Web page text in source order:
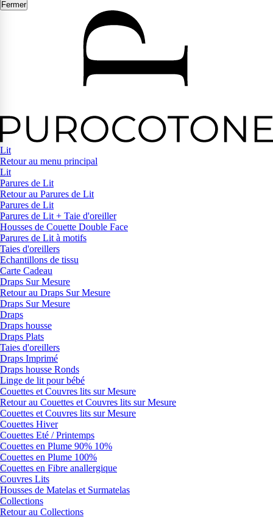
Fermer
Lit
Retour au menu principal
Lit
Parures de Lit
Retour au Parures de Lit
Parures de Lit
Parures de Lit + Taie d'oreiller
Housses de Couette Double Face
Parures de Lit à motifs
Taies d'oreillers
Echantillons de tissu
Carte Cadeau
Draps Sur Mesure
Retour au Draps Sur Mesure
Draps Sur Mesure
Draps
Draps housse
Draps Plats
Taies d'oreillers
Draps Imprimé
Draps housse Ronds
Linge de lit pour bébé
Couettes et Couvres lits sur Mesure
Retour au Couettes et Couvres lits sur Mesure
Couettes et Couvres lits sur Mesure
Couettes Hiver
Couettes Eté / Printemps
Couettes en Plume 90% 10%
Couettes en Plume 100%
Couettes en Fibre anallergique
Couvres Lits
Housses de Matelas et Surmatelas
Collections
Retour au Collections